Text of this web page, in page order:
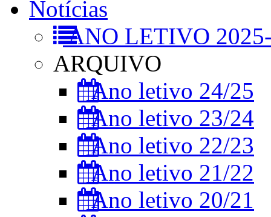
Notícias
ANO LETIVO
ARQUIVO
Ano letivo 24/25
Ano letivo 23/24
Ano letivo 22/23
Ano letivo 21/22
Ano letivo 20/21